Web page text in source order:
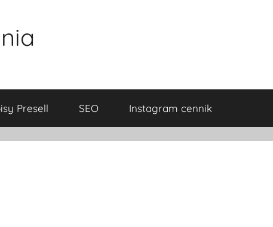
Presell SEO Instagram cennik